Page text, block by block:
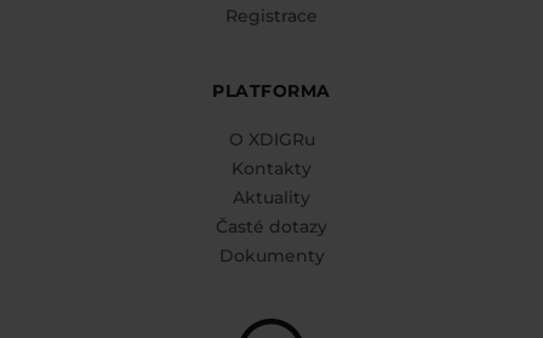
Registrace
PLATFORMA
O XDIGRu
Kontakty
Aktuality
Časté dotazy
Dokumenty